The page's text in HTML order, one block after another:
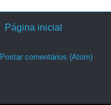
Página inicial
Postar comentários (Atom)